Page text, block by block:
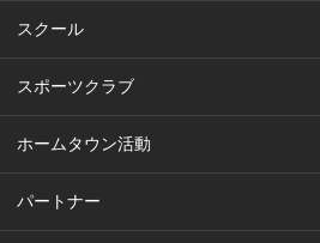
スクール
スポーツクラブ
ホームタウン活動
パートナー